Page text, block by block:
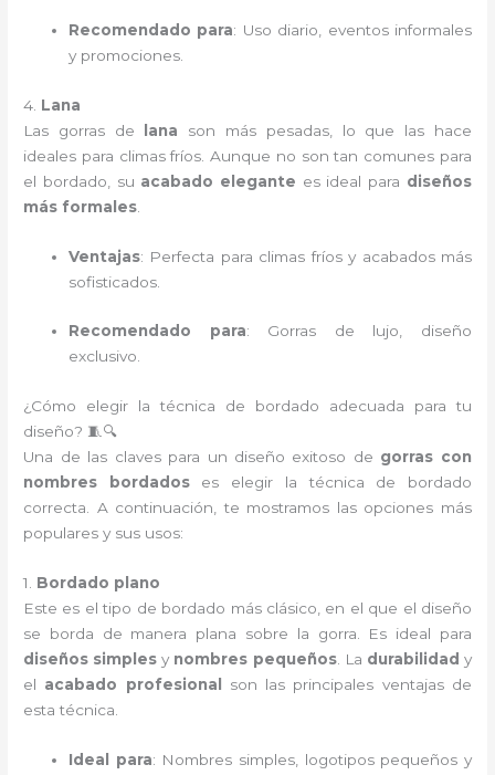
Recomendado para: Uso diario, eventos informales
y promociones.
4. Lana
Las gorras de
lana son más pesadas, lo que las hace
ideales para climas fríos. Aunque no son tan comunes para
el bordado, su acabado elegante es ideal para diseños
más formales
Ventajas: Perfecta para climas fríos y acabados más
sofisticados.
Recomendado para: Gorras de lujo, diseño
exclusivo.
¿Cómo elegir la técnica de bordado adecuada para tu
diseño? 🧵🔍
Una de las claves para un diseño exitoso de gorras con
nombres bordadoses elegir la técnica de bordado
correcta. A continuación, te mostramos las opciones más
populares y sus usos:
1. Bordado plano
Este es el tipo de bordado más clásico, en el que el diseño
se borda de manera plana sobre la gorra. Es ideal para
diseños simples y nombres pequeños. La durabilidad y
el acabado profesional
son las principales ventajas de
esta técnica.
Ideal para: Nombres simples, logotipos pequeños y